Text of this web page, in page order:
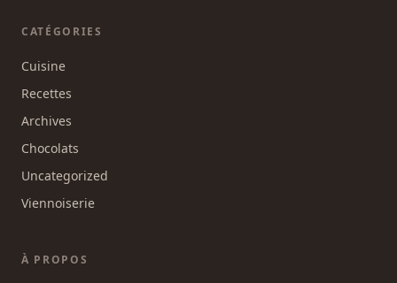
CATÉGORIES
Cuisine
Recettes
Archives
Chocolats
Uncategorized
Viennoiserie
À PROPOS